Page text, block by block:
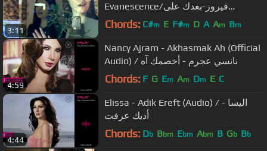
3:11
Evanescence/فيروز-بعدك على
بالي(Mashup)
Chords: C#m E F#m D A Am Bm
4:59
Nancy Ajram - Akhasmak Ah (Official
Audio) / نانسي عجرم - أخصمك آه
Chords: F G Em Am Dm E C
4:44
Elissa - Adik Ereft (Audio) / اليسا -
أديك عرفت
Chords: Db Bbm Ebm Abm B Gb Bb